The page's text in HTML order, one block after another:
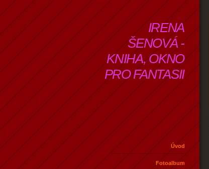
IRENA
ŠENOVÁ -
KNIHA, OKNO
PRO FANTASII
Úvod
Fotoalbum